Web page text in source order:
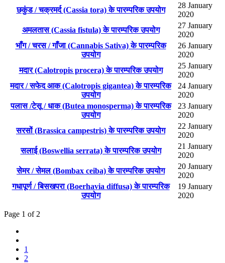
छकुंड / चक्रमर्द (Cassia tora) के पारम्परिक उपयोग
28 January
2020
अमलतास (Cassia fistula) के पारम्परिक उपयोग
27 January
2020
भाँग / चरस / गाँजा (Cannabis Sativa) के पारम्परिक
उपयोग
26 January
2020
मदार (Calotropis procera) के पारम्परिक उपयोग
25 January
2020
मदार / सफेद आक (Calotropis gigantea) के पारम्परिक
उपयोग
24 January
2020
पलास /टेसू / धाक (Butea monosperma) के पारम्परिक
उपयोग
23 January
2020
सरसों (Brassica campestris) के पारम्परिक उपयोग
22 January
2020
सलाई (Boswellia serrata) के पारम्परिक उपयोग
21 January
2020
सेमर / सेमल (Bombax ceiba) के पारम्परिक उपयोग
20 January
2020
गधापूर्ण / बिसखपरा (Boerhavia diffusa) के पारम्परिक
उपयोग
19 January
2020
Page 1 of 2
1
2